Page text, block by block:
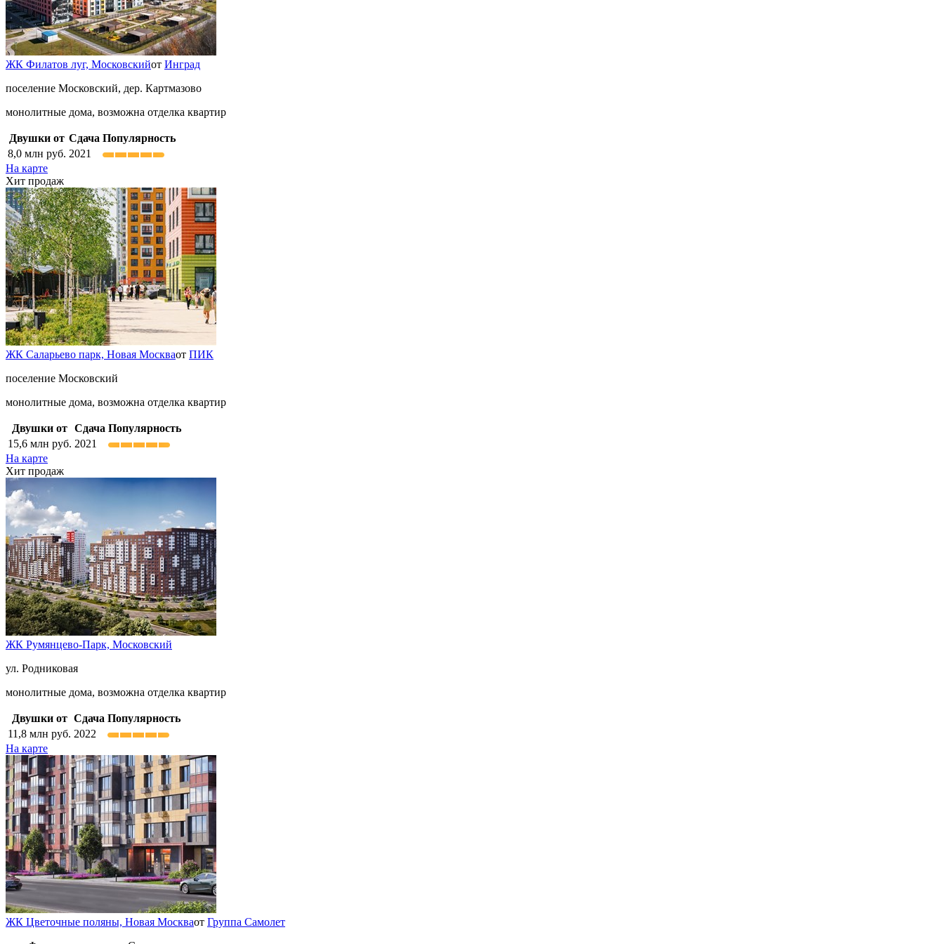
ЖК Филатов луг, Московскийот Инград
поселение Московский, дер. Картмазово
монолитные дома, возможна отделка квартир
Двушки от Сдача Популярность
8,0 млн руб. 2021
На карте
Хит продаж
ЖК Саларьево парк, Новая Москваот ПИК
поселение Московский
монолитные дома, возможна отделка квартир
Двушки от Сдача Популярность
15,6 млн руб. 2021
На карте
Хит продаж
ЖК Румянцево-Парк, Московский
ул. Родниковая
монолитные дома, возможна отделка квартир
Двушки от Сдача Популярность
11,8 млн руб. 2022
На карте
ЖК Цветочные поляны, Новая Москваот Группа Самолет